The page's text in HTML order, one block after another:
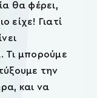
θα φέρει,
είχε! Γιατί
Τι μπορούμε
την
και να